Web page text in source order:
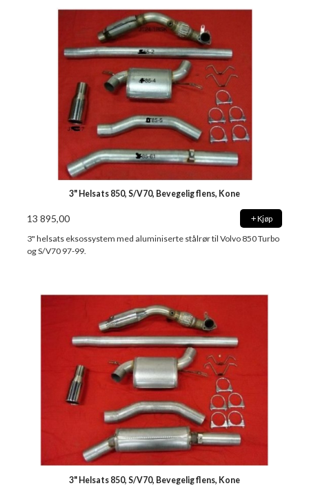
3" Helsats 850, S/V70, Bevegelig flens, Kone
13 895,00 Kjøp
3" helsats eksossystem med aluminiserte stålrør til Volvo 850 Turbo
og S/V70 97-99.
3" Helsats 850, S/V70, Bevegelig flens, Kone